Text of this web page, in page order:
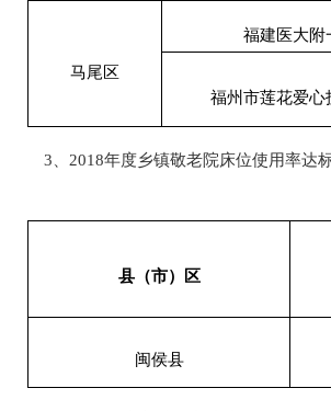
马尾区
福建医大附
福州市莲花爱心
3、2018年度乡镇敬老院床位使用率达
县（市）区
闽侯县